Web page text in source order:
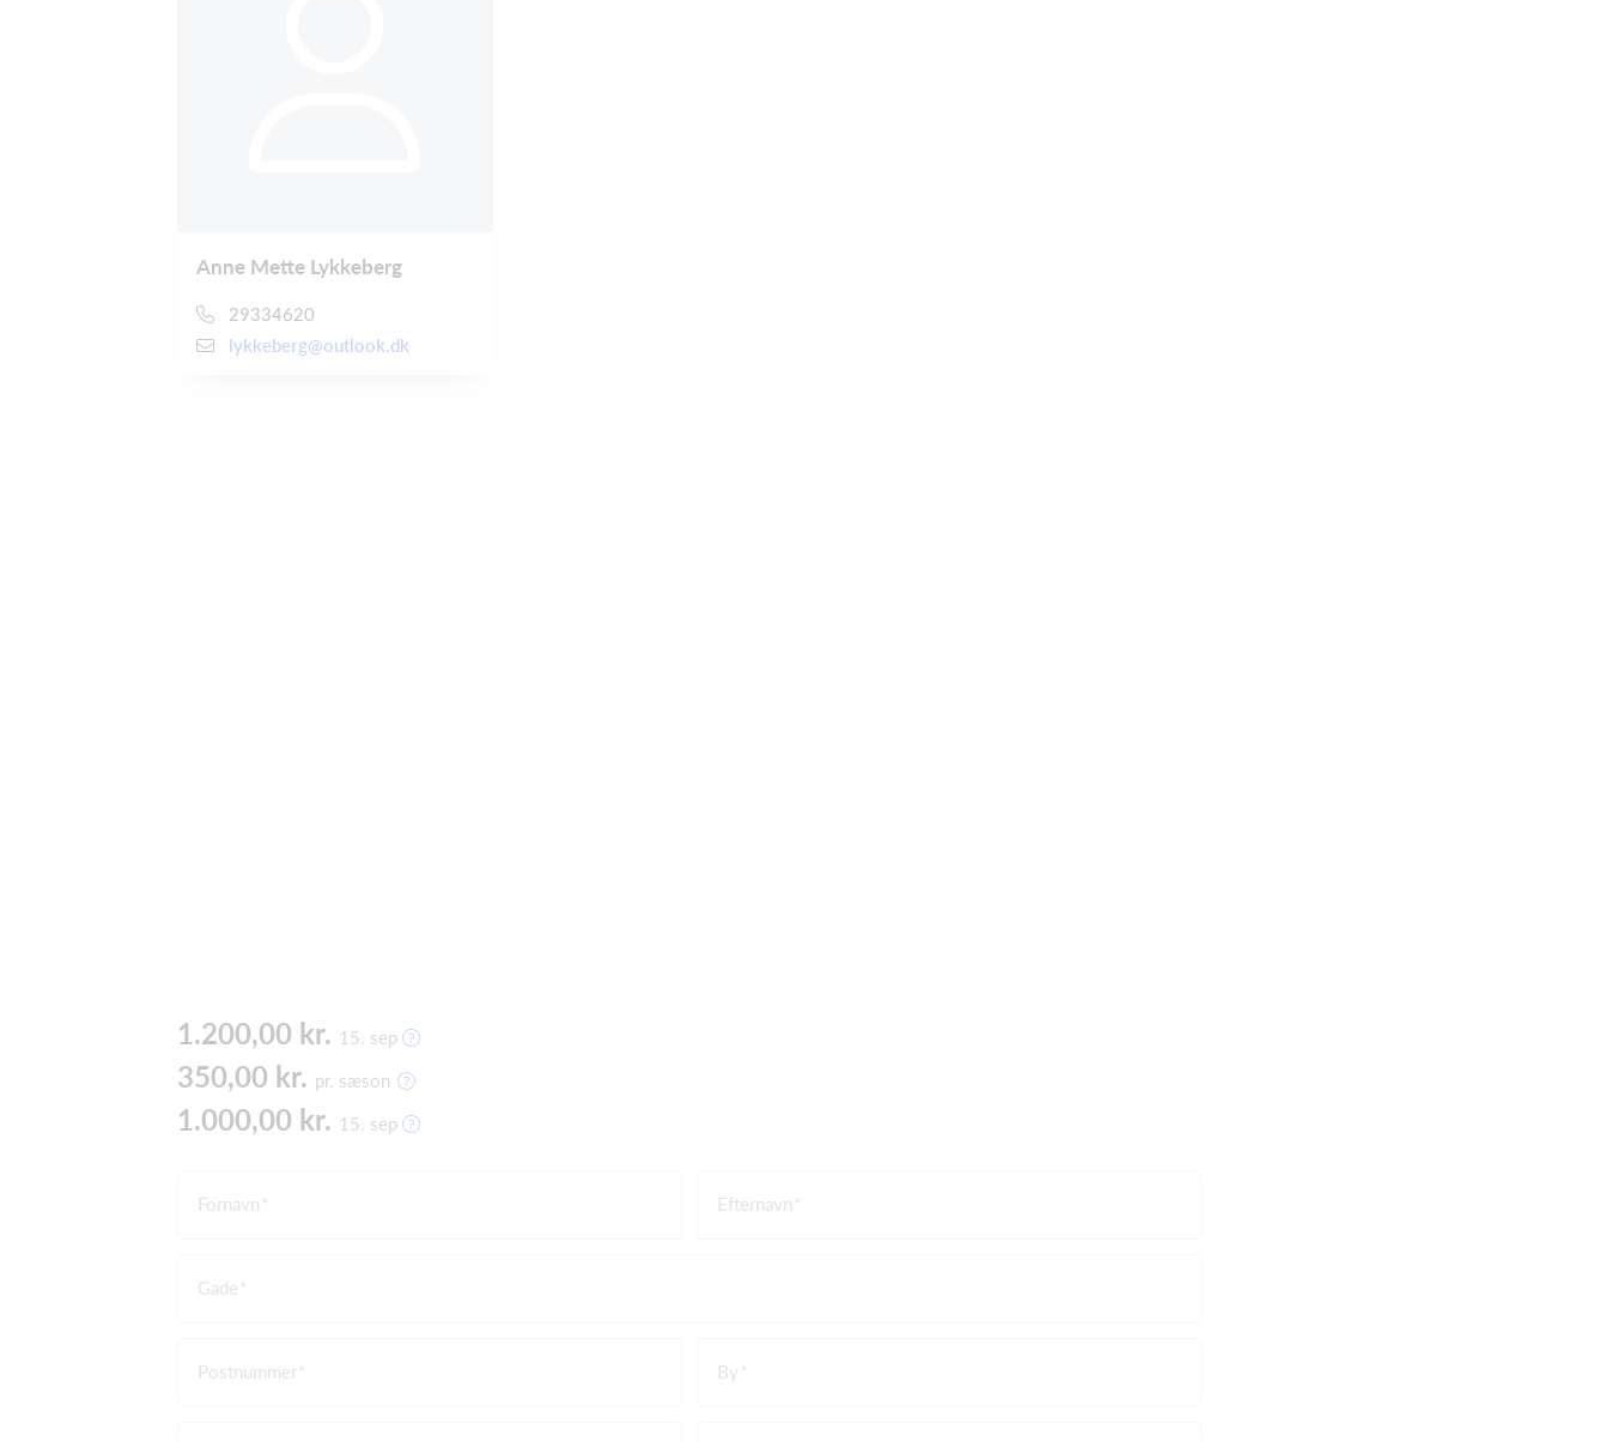
Anne Mette Lykkeberg
29334620
lykkeberg@outlook.dk
1.200,00 kr. 15. sep
350,00 kr. pr. sæson
1.000,00 kr. 15. sep
Fornavn Efternavn
Gade
Postnummer By